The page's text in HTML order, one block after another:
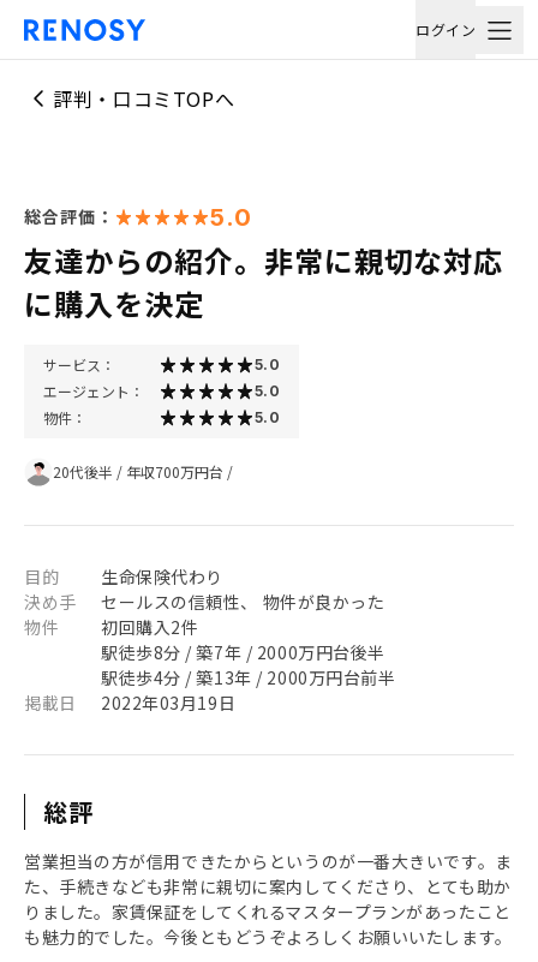
ログイン
評判・口コミTOPへ
総合評価： 5.0
友達からの紹介。非常に親切な対応
に購入を決定
サービス： 5.0
エージェント： 5.0
物件： 5.0
20代後半 / 年収700万円台 /
目的
生命保険代わり
決め手
セールスの信頼性、 物件が良かった
物件
初回購入2件
駅徒歩8分 / 築7年 / 2000万円台後半
駅徒歩4分 / 築13年 / 2000万円台前半
掲載日
2022年03月19日
総評
営業担当の方が信用できたからというのが一番大きいです。ま
た、手続きなども非常に親切に案内してくださり、とても助か
りました。家賃保証をしてくれるマスタープランがあったこと
も魅力的でした。今後ともどうぞよろしくお願いいたします。